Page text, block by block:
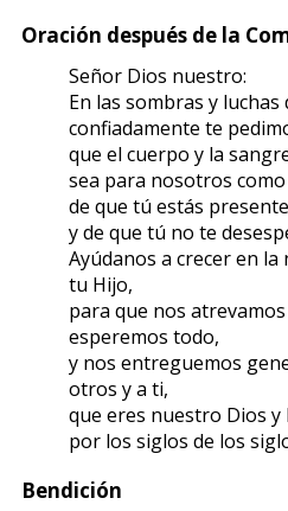
Oración después de la
Señor Dios nuestro:
En las sombras y luchas
confiadamente te
que el cuerpo y la
sea para nosotros
de que tú estás
y de que tú no te
Ayúdanos a crecer en
tu Hijo,
para que nos
esperemos todo,
y nos entreguemos
otros y a ti,
que eres nuestro Dios y
por los siglos de los
Bendición